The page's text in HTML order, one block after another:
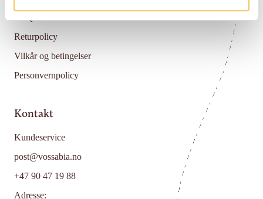
Returpolicy
Vilkår og betingelser
Personvernpolicy
Kontakt
Kundeservice
post@vossabia.no
+47 90 47 19 88
Adresse: